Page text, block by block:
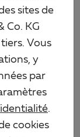
sites de
Co. KG
Vous
y
par
.
cookies